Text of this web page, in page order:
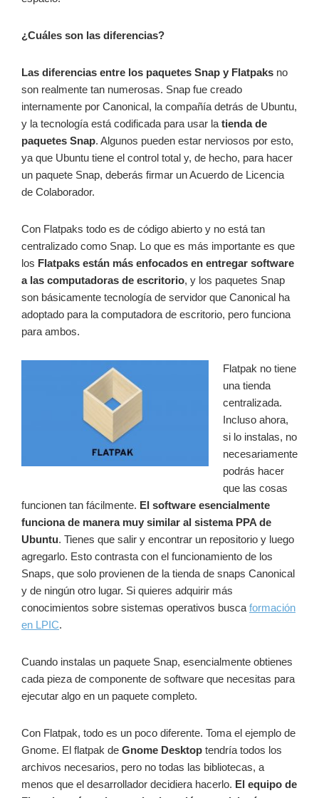
¿Cuáles son las diferencias?
Las diferencias entre los paquetes Snap y Flatpaks no
son realmente tan numerosas. Snap fue creado
internamente por Canonical, la compañía detrás de Ubuntu,
y la tecnología está codificada para usar la tienda de
paquetes Snap. Algunos pueden estar nerviosos por esto,
ya que Ubuntu tiene el control total y, de hecho, para hacer
un paquete Snap, deberás firmar un Acuerdo de Licencia
de Colaborador.
Con Flatpaks todo es de código abierto y no está tan
centralizado como Snap. Lo que es más importante es que
los Flatpaks están más enfocados en entregar software
a las computadoras de escritorio, y los paquetes Snap
son básicamente tecnología de servidor que Canonical ha
adoptado para la computadora de escritorio, pero funciona
para ambos.
Flatpak no tiene
una tienda
centralizada.
Incluso ahora,
si lo instalas, no
necesariamente
podrás hacer
que las cosas
funcionen tan fácilmente. El software esencialmente
funciona de manera muy similar al sistema PPA de
Ubuntu. Tienes que salir y encontrar un repositorio y luego
agregarlo. Esto contrasta con el funcionamiento de los
Snaps, que solo provienen de la tienda de snaps Canonical
y de ningún otro lugar. Si quieres adquirir más
conocimientos sobre sistemas operativos busca formación
en LPIC.
Cuando instalas un paquete Snap, esencialmente obtienes
cada pieza de componente de software que necesitas para
ejecutar algo en un paquete completo.
Con Flatpak, todo es un poco diferente. Toma el ejemplo de
Gnome. El flatpak de Gnome Desktop tendría todos los
archivos necesarios, pero no todas las bibliotecas, a
menos que el desarrollador decidiera hacerlo. El equipo de